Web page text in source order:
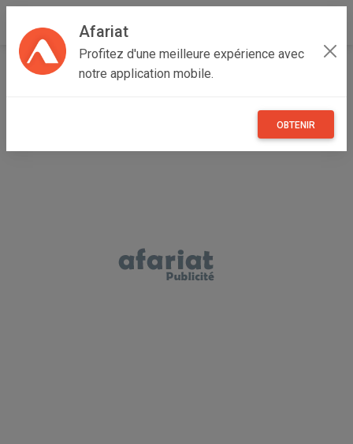
Afariat
Profitez d'une meilleure expérience avec
notre application mobile.
OBTENIR
Accueil Annonceur Mohamed Nechi